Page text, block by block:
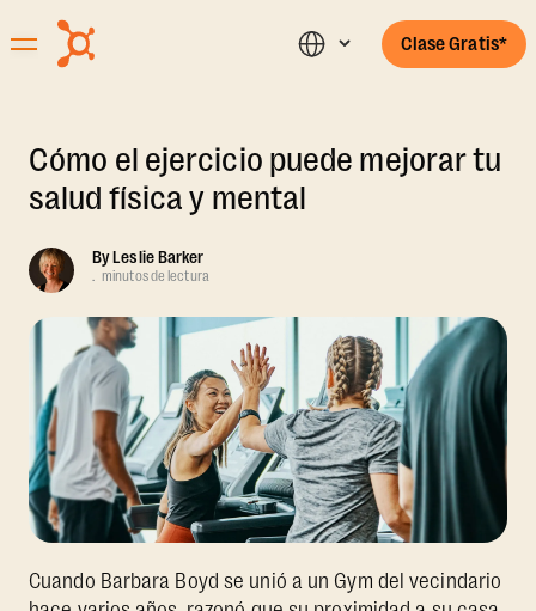
Clase Gratis*
Cómo el ejercicio puede mejorar tu
salud física y mental
ByLeslie Barker
. minutos de lectura
Cuando Barbara Boyd se unió a un Gym del vecindario